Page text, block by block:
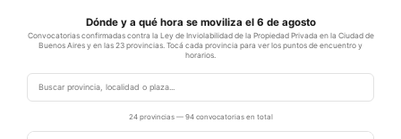
Dónde y a qué hora se moviliza el 6 de agosto
Convocatorias confirmadas contra la Ley de Inviolabilidad de la Propiedad Privada en la Ciudad de
Buenos Aires y en las 23 provincias. Tocá cada provincia para ver los puntos de encuentro y
horarios.
24 provincias — 94 convocatorias en total